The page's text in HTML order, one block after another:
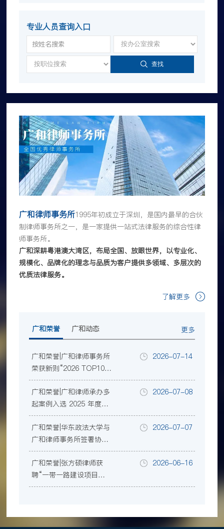
专业人员查询入口
查找
广和律师事务所1995年初成立于深圳，是国内最早的合伙
制律师事务所之一，是一家提供一站式法律服务的综合性律
师事务所。
广和深耕粤港澳大湾区，布局全国、放眼世界，以专业化、
规模化、品牌化的理念与品质为客户提供多领域、多层次的
优质法律服务。
了解更多
广和荣誉 广和动态 更多
广和荣誉|广和律师事务所
荣获新则“2026 TOP100
规模律所榜”等三项行业
大奖
2026-07-14
广和荣誉|广和律师承办多
起案例入选 2025 年度深
圳律师业务参考案例
2026-07-08
广和荣誉|华东政法大学与
广和律师事务所签署协
议，共建涉外法治人才协
同培养暨教学实践基地
2026-07-07
广和荣誉|张方硕律师获
聘“一带一路建设项目争
议评审中心”首批首席争
2026-06-16